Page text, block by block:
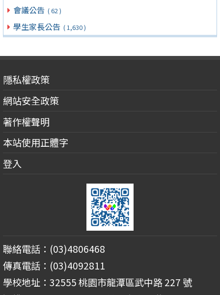
會議公告 ( 62 )
學生家長公告 ( 1,630 )
隱私權政策
網站安全政策
著作權聲明
本站使用正體字
登入
聯絡電話：(03)4806468
傳真電話：(03)4092811
學校地址：32555 桃園市龍潭區武中路 227 號